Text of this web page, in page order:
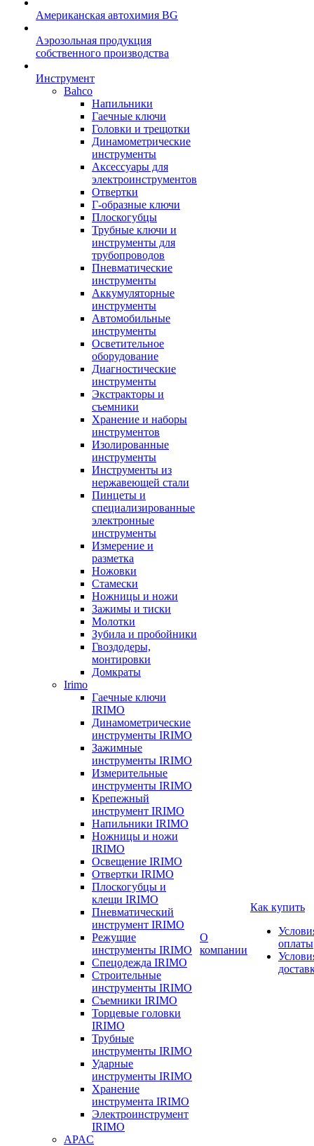
Американская автохимия BG
Аэрозольная продукция
собственного производства
Инструмент
Bahco
Напильники
Гаечные ключи
Головки и трещотки
Динамометрические
инструменты
Аксессуары для
электроинструментов
Отвертки
Г-образные ключи
Плоскогубцы
Трубные ключи и
инструменты для
трубопроводов
Пневматические
инструменты
Аккумуляторные
инструменты
Автомобильные
инструменты
Осветительное
оборудование
Диагностические
инструменты
Экстракторы и
съемники
Хранение и наборы
инструментов
Изолированные
инструменты
Инструменты из
нержавеющей стали
Пинцеты и
специализированные
электронные
инструменты
Измерение и
разметка
Ножовки
Стамески
Ножницы и ножи
Зажимы и тиски
Молотки
Зубила и пробойники
Гвоздодеры,
монтировки
Домкраты
Irimo
Гаечные ключи
IRIMO
Динамометрические
инструменты IRIMO
Зажимные
инструменты IRIMO
Измерительные
инструменты IRIMO
Крепежный
инструмент IRIMO
Напильники IRIMO
Ножницы и ножи
IRIMO
Освещение IRIMO
Отвертки IRIMO
Плоскогубцы и
клещи IRIMO
Пневматический
инструмент IRIMO
Режущие
инструменты IRIMO
Спецодежда IRIMO
Строительные
инструменты IRIMO
Съемники IRIMO
Торцевые головки
IRIMO
Трубные
инструменты IRIMO
Ударные
инструменты IRIMO
Хранение
инструмента IRIMO
Электроинструмент
IRIMO
APAC
О
компании
Как купить
оплаты